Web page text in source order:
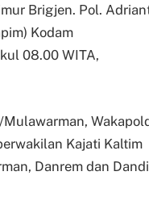
Brigjen. Pol.
Kodam
08.00 WITA,
Kajati Kaltim
Danrem dan